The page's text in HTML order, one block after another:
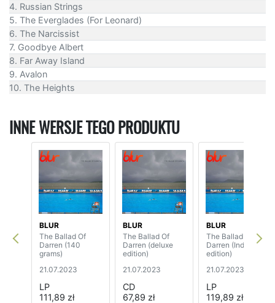
4. Russian Strings
5. The Everglades (For Leonard)
6. The Narcissist
7. Goodbye Albert
8. Far Away Island
9. Avalon
10. The Heights
INNE WERSJE TEGO PRODUKTU
BLUR
The Ballad Of
Darren (140
grams)
21.07.2023
LP
111,89 zł
BLUR
The Ballad Of
Darren (deluxe
edition)
21.07.2023
CD
67,89 zł
BLUR
The Ballad Of
Darren (Indie
edition)
21.07.2023
LP
119,89 zł